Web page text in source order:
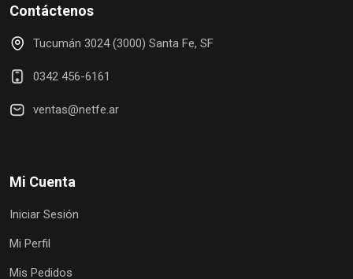
Contáctenos
Tucumán 3024 (3000) Santa Fe, SF
0342 456-6161
ventas@netfe.ar
Mi Cuenta
Iniciar Sesión
Mi Perfil
Mis Pedidos